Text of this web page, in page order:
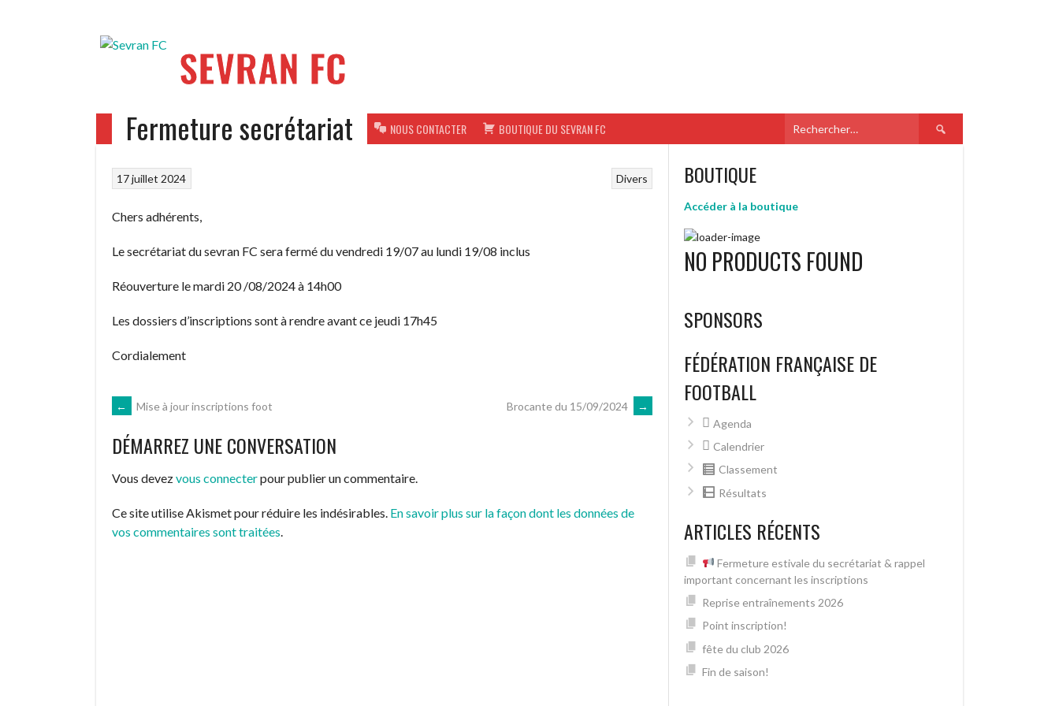
SEVRAN FC
ACCUEIL EQUIPES PHOTOS LE CLUB NOUS CONTACTER BOUTIQUE DU SEVRAN FC Rechercher :
Fermeture secrétariat
Divers
17 juillet 2024
Chers adhérents,
Le secrétariat du sevran FC sera fermé du vendredi 19/07 au lundi 19/08 inclus
Réouverture le mardi 20 /08/2024 à 14h00
Les dossiers d’inscriptions sont à rendre avant ce jeudi 17h45
Cordialement
NAVIGATION
DES
ARTICLES
← Mise à jour inscriptions foot Brocante du 15/09/2024 →
DÉMARREZ UNE CONVERSATION
Vous devezvous connecterpour publier un commentaire.
Ce site utilise Akismet pour réduire les indésirables. En savoir plus sur la façon dont les données de
vos commentaires sont traitées.
BOUTIQUE
Accéder à la boutique
NO PRODUCTS FOUND
SPONSORS
FÉDÉRATION FRANÇAISE DE
FOOTBALL
Agenda
Calendrier
Classement
Résultats
ARTICLES RÉCENTS
Fermeture estivale du secrétariat & rappel
important concernant les inscriptions
Reprise entraînements 2026
Point inscription!
fête du club 2026
Fin de saison!